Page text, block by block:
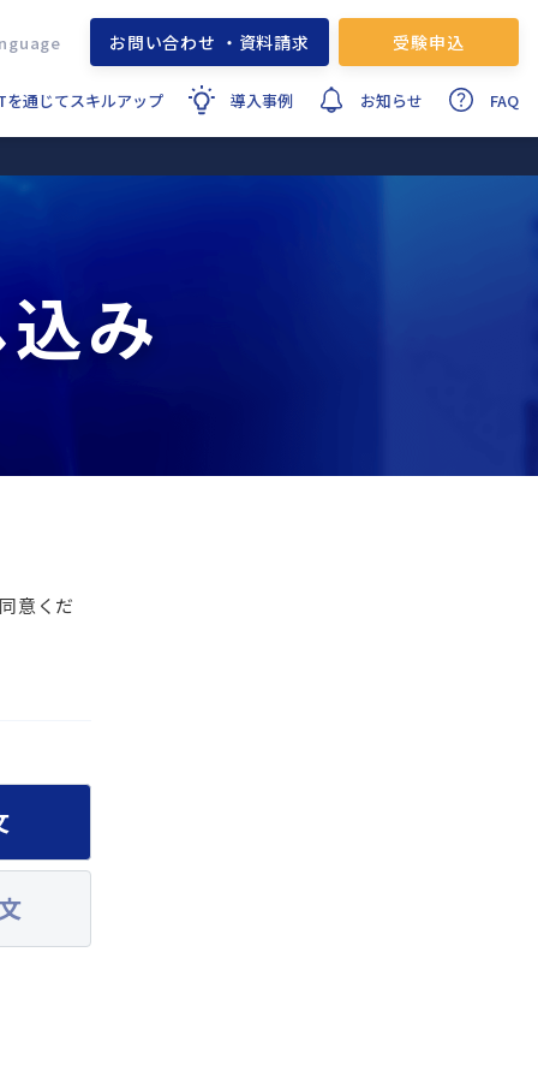
お問い合わせ ・資料請求 受験申込
を通じてスキルアップ 導入事例 お知らせ FAQ
み
意くだ